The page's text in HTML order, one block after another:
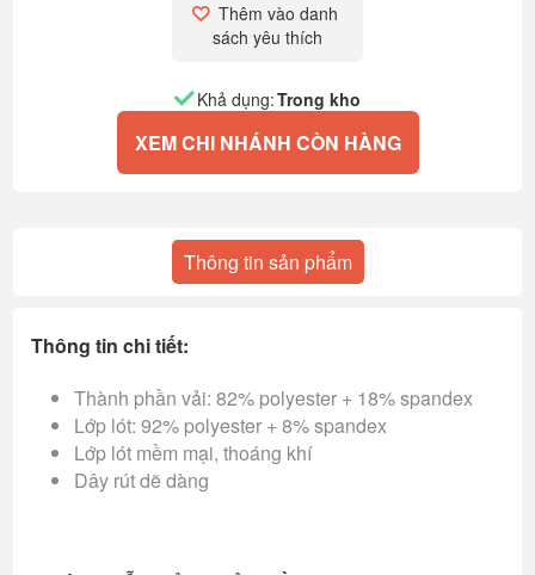
Thêm vào danh
sách yêu thích
Khả dụng:Trong kho
XEM CHI NHÁNH CÒN HÀNG
Thông tin sản phẩm
Thông tin chi tiết:
Thành phần vải: 82% polyester + 18% spandex
Lớp lót: 92% polyester + 8% spandex
Lớp lót mềm mại, thoáng khí
Dây rút dẽ dàng